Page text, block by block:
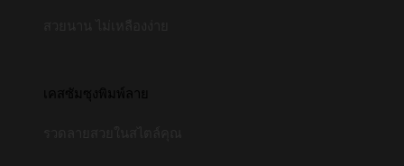
เคสซัมซุงพิมพ์ลาย